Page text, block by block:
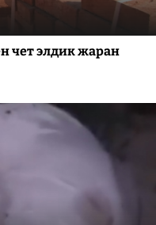
чет элдик жаран